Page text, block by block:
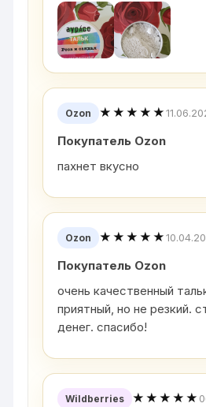
Ozon ★★★★★
Покупатель Ozon
пахнет вкусно
Ozon ★★★★★
Покупатель Ozon
очень качественный
приятный, но не резкий.
денег. спасибо!
Wildberries ★★★★★